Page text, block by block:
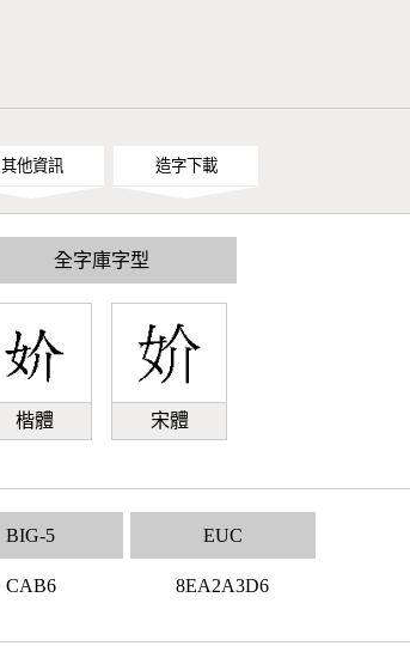
其他資訊 造字下載
全字庫字型
楷體 宋體
BIG-5
CAB6
EUC
8EA2A3D6